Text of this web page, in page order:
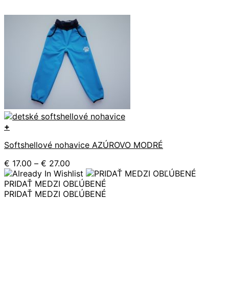
+
produkt
viacero
variantov.
Možnosti
si
Softshellové nohavice AZÚROVO MODRÉ
€ 17.00 – € 27.00
range:
€ 17.00
through
PRIDAŤ MEDZI OBĽÚBENÉ
PRIDAŤ MEDZI OBĽÚBENÉ